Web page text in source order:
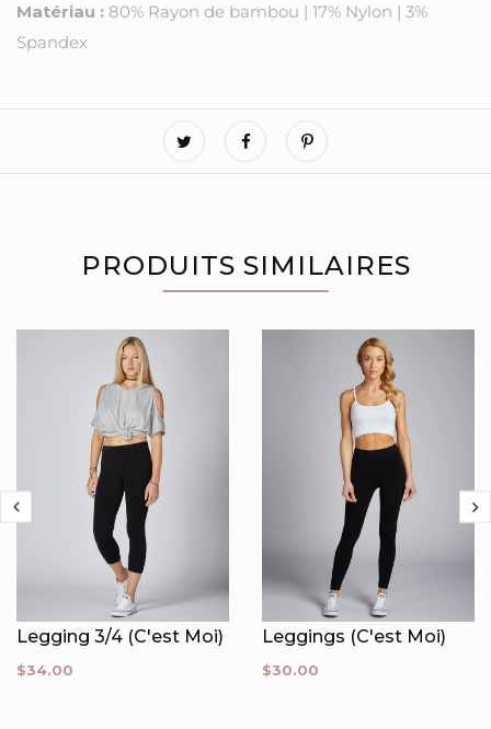
Matériau : 80% Rayon de bambou | 17% Nylon | 3%
Spandex
PRODUITS SIMILAIRES
Legging 3/4 (C'est Moi)
$34.00
Leggings (C'est Moi)
$30.00